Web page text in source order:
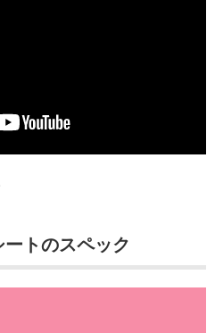
トのスペック